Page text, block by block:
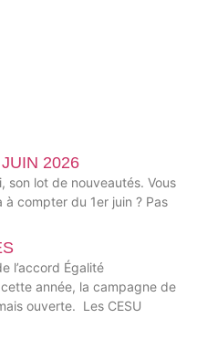
2026
son lot de nouveautés. Vous
compter du 1er juin ? Pas
l’accord Égalité
année, la campagne de
ouverte. Les CESU